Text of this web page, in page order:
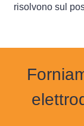
risolvono sul